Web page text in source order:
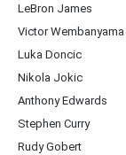
LeBron James
Victor Wembanyama
Luka Doncic
Nikola Jokic
Anthony Edwards
Stephen Curry
Rudy Gobert